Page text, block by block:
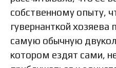
собственному опыту,
гувернанткой
самую обычную
котором ездят сами,